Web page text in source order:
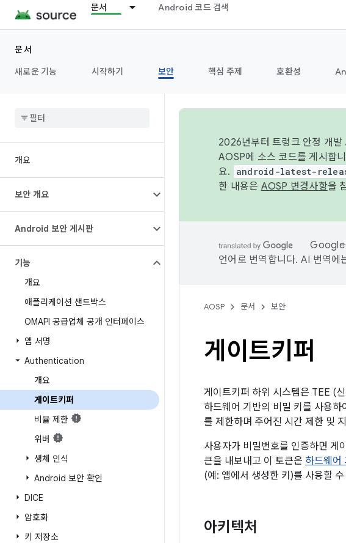
문서 Android 코드 검색
문서
새로운 기능
시작하기 보안 핵심 주제 호환성
개요
보안 개요
Android 보안 게시판
기능
개요
애플리케이션 샌드박스
OMAPI 공급업체 공개 인터페이스
앱 서명
Authentication
개요
게이트키퍼
비율 제한
위버
생체 인식
Android 보안 확인
DICE
암호화
키 저장소
2026년부터 트렁크 안정 개발
AOSP에 소스 코드를 게시합
요.
android-latest-
한 내용은 AOSP 변경사항을
Google
언어로 번역합니다. AI 번역에
AOSP 문서 보안
게이트키퍼
게이트키퍼 하위 시스템은 TEE (
하드웨어 기반의 비밀 키를 사용
를 제한하며 주어진 시간 제한 및
사용자가 비밀번호를 인증하면 게
큰을 내보내고 이 토큰은 하드웨어
(예: 앱에서 생성한 키)를 사용할
아키텍처